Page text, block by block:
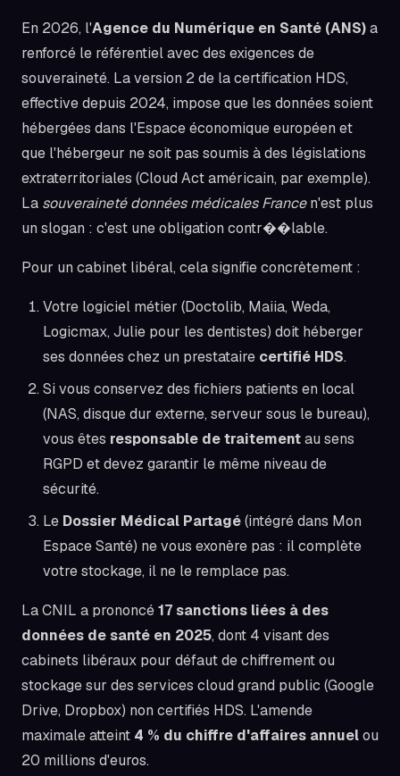
En 2026, l'Agence du Numérique en Santé (ANS)a
renforcé le référentiel avec des exigences de
souveraineté. La version 2 de la certification HDS,
effective depuis 2024, impose que les données soient
hébergées dans l'Espace économique européen et
que l'hébergeur ne soit pas soumis à des législations
extraterritoriales (Cloud Act américain, par exemple).
La souveraineté données médicales Francen'est plus
un slogan : c'est une obligation contr��lable.
Pour un cabinet libéral, cela signifie concrètement :
Votre logiciel métier (Doctolib, Maiia, Weda,
Logicmax, Julie pour les dentistes) doit héberger
ses données chez un prestataire certifié HDS.
Si vous conservez des fichiers patients en local
(NAS, disque dur externe, serveur sous le bureau),
vous êtes responsable de traitementau sens
RGPD et devez garantir le même niveau de
sécurité.
Le Dossier Médical Partagé(intégré dans Mon
Espace Santé) ne vous exonère pas : il complète
votre stockage, il ne le remplace pas.
La CNIL a prononcé17 sanctions liées à des
données de santé en 2025, dont 4 visant des
cabinets libéraux pour défaut de chiffrement ou
stockage sur des services cloud grand public (Google
Drive, Dropbox) non certifiés HDS. L'amende
maximale atteint 4 % du chiffre d'affaires annuelou
20 millions d'euros.